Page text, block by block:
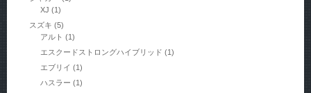
XJ (1)
スズキ (5)
アルト (1)
エスクードストロングハイブリッド (1)
エブリイ (1)
ハスラー (1)